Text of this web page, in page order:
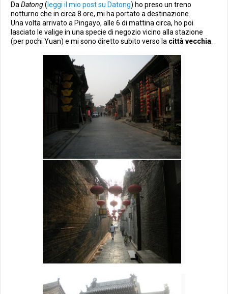
Da Datong( leggi il mio post su Datong) ho preso un treno
notturno che in circa 8 ore, mi ha portato a destinazione.
Una volta arrivato a Pingayo, alle 6 di mattina circa, ho poi
lasciato le valige in una specie di negozio vicino alla stazione
(per pochi Yuan) e mi sono diretto subito verso la città vecchia